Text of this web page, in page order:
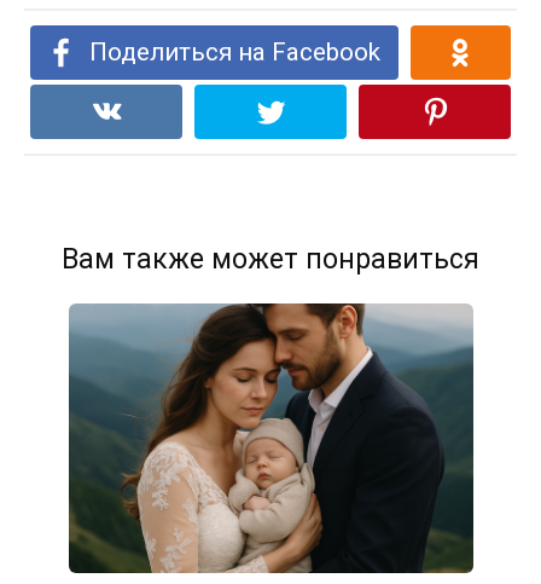
Поделиться на Facebook
Вам также может понравиться